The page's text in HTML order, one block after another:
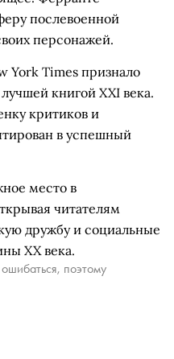
послевоенной
персонажей.
York Times признало
книгой XXI века.
критиков и
в успешный
место в
читателям
дружбу и социальные
XX века.
поэтому